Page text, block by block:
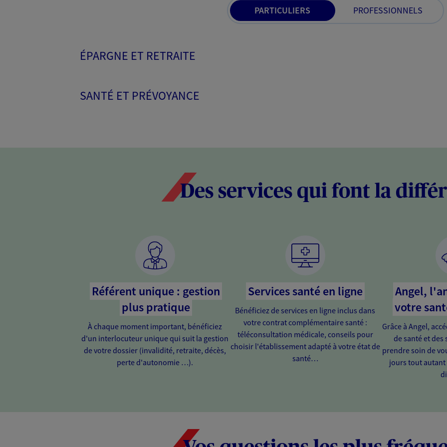
PARTICULIERS PROFESSIONNELS
ÉPARGNE ET RETRAITE
SANTÉ ET PRÉVOYANCE
Des services qui font la
Référent unique : gestion
plus pratique
À chaque moment important, bénéficiez
d'un interlocuteur unique qui suit la gestion
de votre dossier (invalidité, retraite, décès,
perte d'autonomie …).
Services santé en ligne
Bénéficiez de services en ligne inclus dans
votre contrat complémentaire santé :
téléconsultation médicale, conseils pour
choisir l'établissement adapté à votre état de
santé…
Angel,
votre
Grâce à Angel,
de santé et des
prendre soin de
jours tout autant